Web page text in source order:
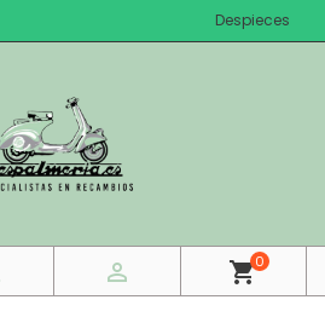
Despieces
 shopping_cart0